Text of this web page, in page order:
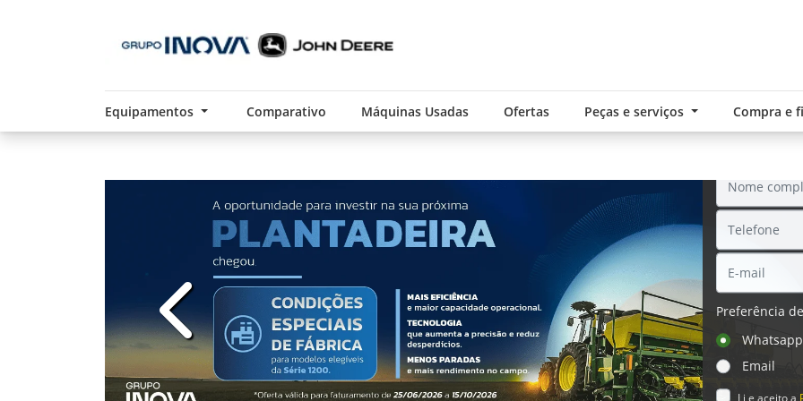
Equipamentos Comparativo Máquinas Usadas Ofertas Peças e serviços Compra e
Preferência
Whatsapp
Email
templates.template-01.components.carousel.texts.control_prev